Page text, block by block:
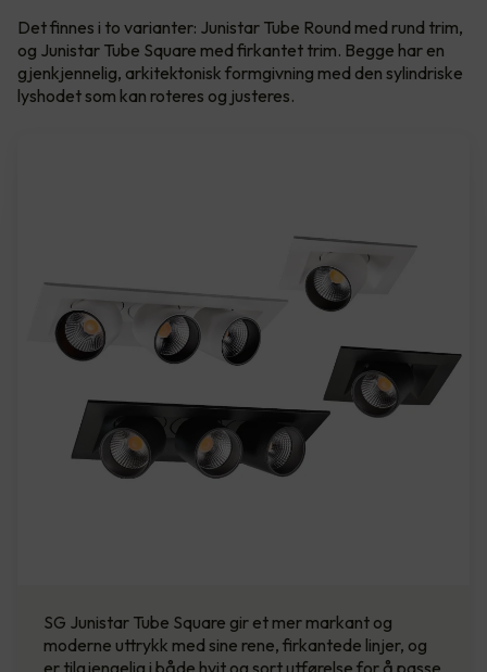
Det finnes i to varianter: Junistar Tube Round med rund trim,
og Junistar Tube Square med firkantet trim. Begge har en
gjenkjennelig, arkitektonisk formgivning med den sylindriske
lyshodet som kan roteres og justeres.
SG Junistar Tube Square gir et mer markant og
moderne uttrykk med sine rene, firkantede linjer, og